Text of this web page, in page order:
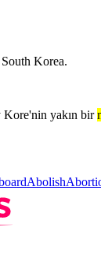
Korea.
yakın bir
Abolish